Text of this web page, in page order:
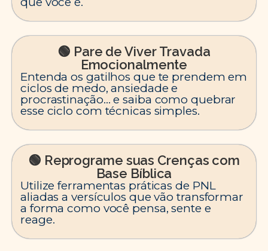
🟢 Pare de Viver Travada
Emocionalmente
Entenda os gatilhos que te prendem em
ciclos de medo, ansiedade e
procrastinação… e saiba como quebrar
esse ciclo com técnicas simples.
🟢 Reprograme suas Crenças com
Base Bíblica
Utilize ferramentas práticas de PNL
aliadas a versículos que vão transformar
a forma como você pensa, sente e
reage.